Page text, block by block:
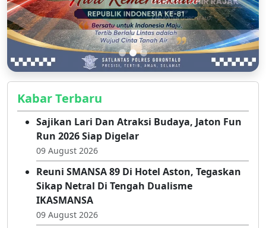
Kabar Terbaru
Sajikan Lari Dan Atraksi Budaya, Jaton Fun
Run 2026 Siap Digelar
09 August 2026
Reuni SMANSA 89 Di Hotel Aston, Tegaskan
Sikap Netral Di Tengah Dualisme
IKASMANSA
09 August 2026